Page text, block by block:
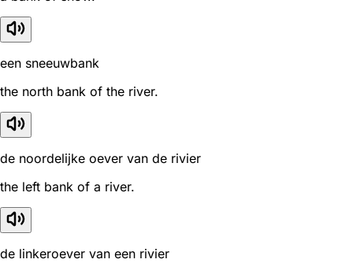
een sneeuwbank
the north bank of the river.
de noordelijke oever van de rivier
the left bank of a river.
de linkeroever van een rivier